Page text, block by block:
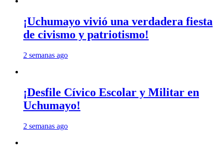
¡Uchumayo vivió una verdadera fiesta
de civismo y patriotismo!
2 semanas ago
¡Desfile Cívico Escolar y Militar en
Uchumayo!
2 semanas ago